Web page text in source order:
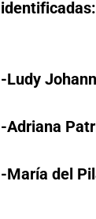
identificadas:
-Ludy
-Adriana
-María del